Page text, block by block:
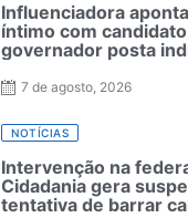
Influenciadora
íntimo com
governador posta
7 de agosto, 2026
NOTÍCIAS
Intervenção na
Cidadania gera
tentativa de barrar